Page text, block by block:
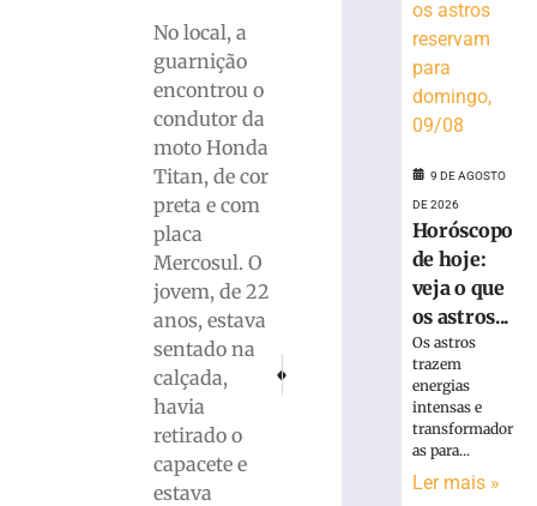
No local, a
guarnição
encontrou o
condutor da
moto Honda
Titan, de cor
preta e com
placa
Mercosul. O
jovem, de 22
anos, estava
sentado na
calçada,
havia
retirado o
capacete e
estava
Motorista fica ferido após colisão
Bruscão realiza treino técnico no Augusto
creche
mobiliza
bombeiros
deixa
adultos
com
sintomas
Araquari
agosto
9 DE AGOSTO
DE 2026
Horóscopo
de hoje:
veja o que
os astros...
Os astros
trazem
energias
intensas e
transformador
as para...
Ler mais »